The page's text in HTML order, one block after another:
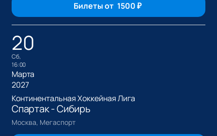
Билеты от 1500₽
20
сб,
16:00
Марта
2027
Континентальная Хоккейная Лига
Спартак - Сибирь
Москва, Мегаспорт